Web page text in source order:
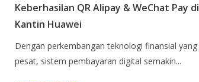
Keberhasilan QR Alipay & WeChat Pay di
Kantin Huawei
Dengan perkembangan teknologi finansial yang
pesat, sistem pembayaran digital semakin...